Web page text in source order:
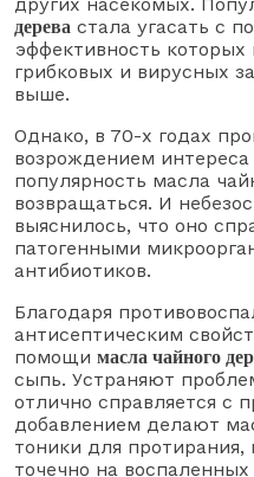
других насекомых.
дерева стала угасать с
эффективность
грибковых и вирусных
выше.
Однако, в 70-х годах
возрождением
популярность масла
возвращаться. И
выяснилось, что оно
патогенными
антибиотиков.
Благодаря
антисептическим
помощи масла чайного
сыпь. Устраняют
отлично справляется с
добавлением делают
тоники для
точечно на